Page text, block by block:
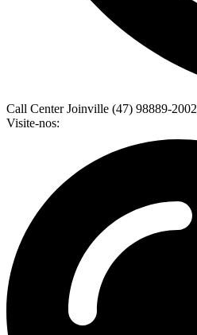
Call Center Joinville (47) 98889-2002
Visite-nos: